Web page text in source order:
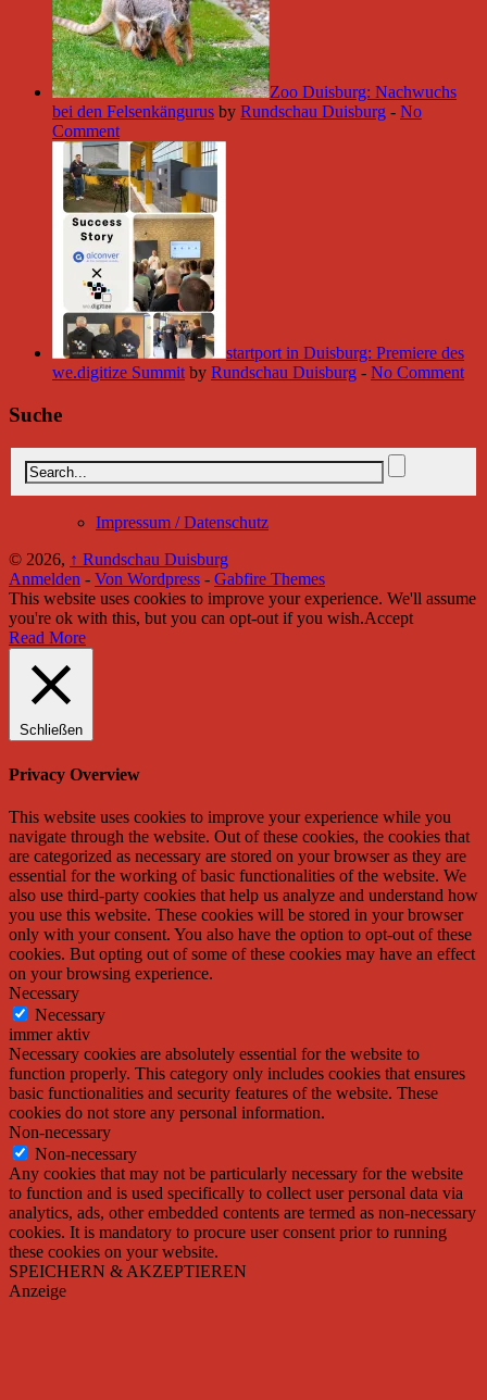
Zoo Duisburg: Nachwuchs
bei den Felsenkängurus by Rundschau Duisburg - No
Comment
startport in Duisburg: Premiere des
we.digitize Summit by Rundschau Duisburg - No Comment
Suche
Impressum / Datenschutz
© 2026, ↑ Rundschau Duisburg
Anmelden - Von Wordpress - Gabfire Themes
This website uses cookies to improve your experience. We'll assume
you're ok with this, but you can opt-out if you wish.Accept
Read More
Schließen
Privacy Overview
This website uses cookies to improve your experience while you
navigate through the website. Out of these cookies, the cookies that
are categorized as necessary are stored on your browser as they are
essential for the working of basic functionalities of the website. We
also use third-party cookies that help us analyze and understand how
you use this website. These cookies will be stored in your browser
only with your consent. You also have the option to opt-out of these
cookies. But opting out of some of these cookies may have an effect
on your browsing experience.
Necessary
Necessary
immer aktiv
Necessary cookies are absolutely essential for the website to
function properly. This category only includes cookies that ensures
basic functionalities and security features of the website. These
cookies do not store any personal information.
Non-necessary
Non-necessary
Any cookies that may not be particularly necessary for the website
to function and is used specifically to collect user personal data via
analytics, ads, other embedded contents are termed as non-necessary
cookies. It is mandatory to procure user consent prior to running
these cookies on your website.
SPEICHERN & AKZEPTIEREN
Anzeige